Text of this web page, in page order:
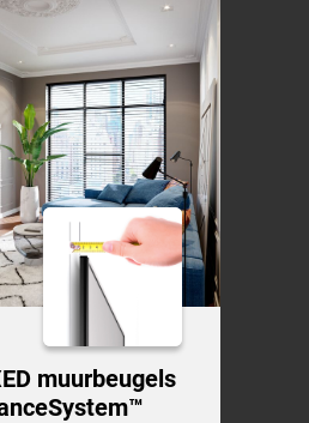
muurbeugels